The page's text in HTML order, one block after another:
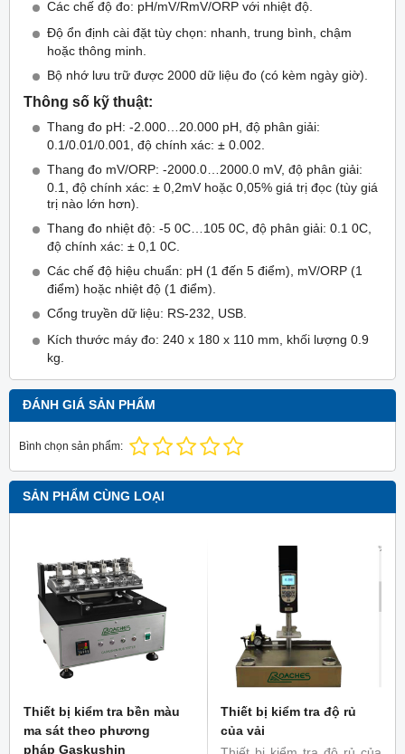
Các chế độ đo: pH/mV/RmV/ORP với nhiệt độ.
Độ ổn định cài đặt tùy chọn: nhanh, trung bình, chậm
hoặc thông minh.
Bộ nhớ lưu trữ được 2000 dữ liệu đo (có kèm ngày giờ).
Thông số kỹ thuật:
Thang đo pH: -2.000…20.000 pH, độ phân giải:
0.1/0.01/0.001, độ chính xác: ± 0.002.
Thang đo mV/ORP: -2000.0…2000.0 mV, độ phân giải:
0.1, độ chính xác: ± 0,2mV hoặc 0,05% giá trị đọc (tùy giá
trị nào lớn hơn).
Thang đo nhiệt độ: -5 0C…105 0C, độ phân giải: 0.1 0C,
độ chính xác: ± 0,1 0C.
Các chế độ hiệu chuẩn: pH (1 đến 5 điểm), mV/ORP (1
điểm) hoặc nhiệt độ (1 điểm).
Cổng truyền dữ liệu: RS-232, USB.
Kích thước máy đo: 240 x 180 x 110 mm, khối lượng 0.9
kg.
ĐÁNH GIÁ SẢN PHẨM
Bình chọn sản phẩm:
SẢN PHẨM CÙNG LOẠI
Thiết bị kiểm tra bền màu
ma sát theo phương
pháp Gaskushin
Thiết bị kiểm tra độ rủ
của vải